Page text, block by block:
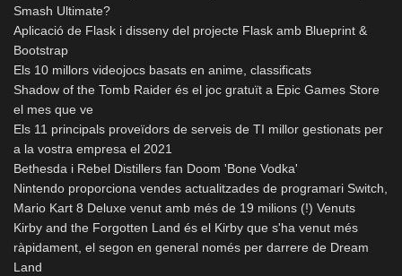
Smash Ultimate?
Aplicació de Flask i disseny del projecte Flask amb Blueprint &
Bootstrap
Els 10 millors videojocs basats en anime, classificats
Shadow of the Tomb Raider és el joc gratuït a Epic Games Store
el mes que ve
Els 11 principals proveïdors de serveis de TI millor gestionats per
a la vostra empresa el 2021
Bethesda i Rebel Distillers fan Doom 'Bone Vodka'
Nintendo proporciona vendes actualitzades de programari Switch,
Mario Kart 8 Deluxe venut amb més de 19 milions (!) Venuts
Kirby and the Forgotten Land és el Kirby que s'ha venut més
ràpidament, el segon en general només per darrere de Dream
Land